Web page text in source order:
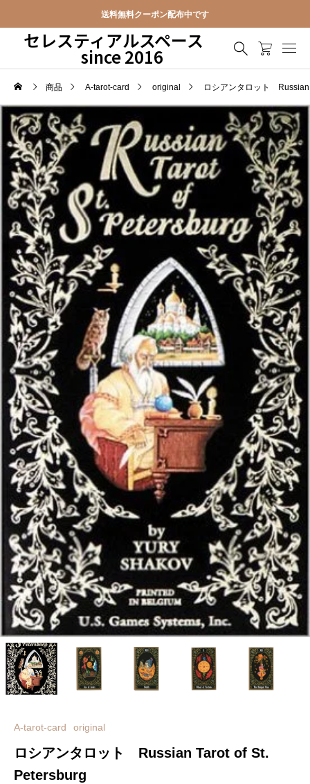
送料無料クーポン配布中です
セレスティアルスペース
since 2016
商品 A-tarot-card original ロシアンタロット Russian
A-tarot-card original
ロシアンタロット Russian Tarot of St.
Petersburg